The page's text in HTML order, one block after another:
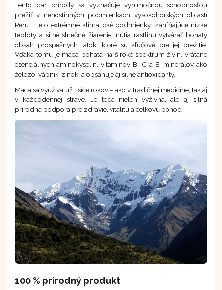
Tento dar prírody sa vyznačuje výnimočnou schopnosťou
prežiť v nehostinných podmienkach vysokohorských oblastí
Peru. Tieto extrémne klimatické podmienky, zahŕňajúce nízke
teploty a silné slnečné žiarenie, nútia rastlinu vytvárať bohatý
obsah prospešných látok, ktoré sú kľúčové pre jej prežitie.
Vďaka tomu je maca bohatá na široké spektrum živín, vrátane
esenciálnych aminokyselín, vitamínov B, C a E, minerálov ako
železo, vápnik, zinok, a obsahuje aj silné antioxidanty.
Maca sa využíva už tisíce rokov – ako v tradičnej medicíne, tak aj
v každodennej strave. Je teda nielen výživná, ale aj silná
prírodná podpora pre zdravie, vitalitu a celkovú pohod
100 % prírodný produkt